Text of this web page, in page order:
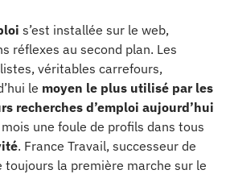
s’est installée sur le web,
réflexes au second plan. Les
véritables carrefours,
le moyen le plus utilisé par les
recherches d’emploi aujourd’hui
une foule de profils dans tous
. France Travail, successeur de
toujours la première marche sur le